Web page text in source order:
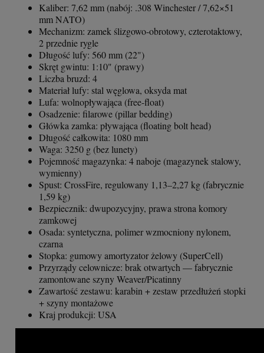
Kaliber: 7,62 mm (nabój: .308 Winchester / 7,62×51
mm NATO)
Mechanizm: zamek ślizgowo-obrotowy, czterotaktowy,
2 przednie rygle
Długość lufy: 560 mm (22")
Skręt gwintu: 1:10" (prawy)
Liczba bruzd: 4
Materiał lufy: stal węglowa, oksyda mat
Lufa: wolnopływająca (free-float)
Osadzenie: filarowe (pillar bedding)
Główka zamka: pływająca (floating bolt head)
Długość całkowita: 1080 mm
Waga: 3250 g (bez lunety)
Pojemność magazynka: 4 naboje (magazynek stalowy,
wymienny)
Spust: CrossFire, regulowany 1,13–2,27 kg (fabrycznie
1,59 kg)
Bezpiecznik: dwupozycyjny, prawa strona komory
zamkowej
Osada: syntetyczna, polimer wzmocniony nylonem,
czarna
Stopka: gumowy amortyzator żelowy (SuperCell)
Przyrządy celownicze: brak otwartych — fabrycznie
zamontowane szyny Weaver/Picatinny
Zawartość zestawu: karabin + zestaw przedłużeń stopki
+ szyny montażowe
Kraj produkcji: USA